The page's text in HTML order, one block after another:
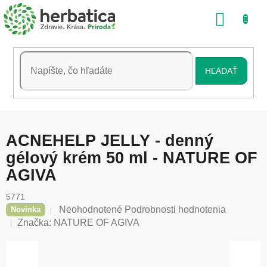
Prejsť
na
obsah
HĽADAŤ
ACNEHELP JELLY - denný
gélový krém 50 ml - NATURE OF
AGIVA
5771
Novinka
Priemerné
hodnotenie
Neohodnotené Podrobnosti hodnotenia
Značka: NATURE OF AGIVA